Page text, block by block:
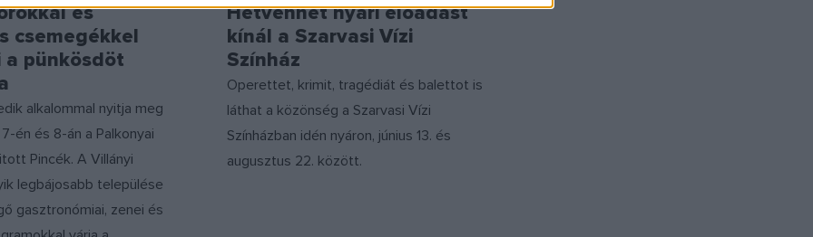
és
csemegékkel
a pünkösdöt
alkalommal nyitja meg
én és 8-án a Palkonyai
Pincék. A Villányi
legbájosabb települése
gasztronómiai, zenei és
Hetvenhét nyári előadást
kínál a Szarvasi Vízi
Színház
Operettet, krimit, tragédiát és balettot is
láthat a közönség a Szarvasi Vízi
Színházban idén nyáron, június 13. és
augusztus 22. között.